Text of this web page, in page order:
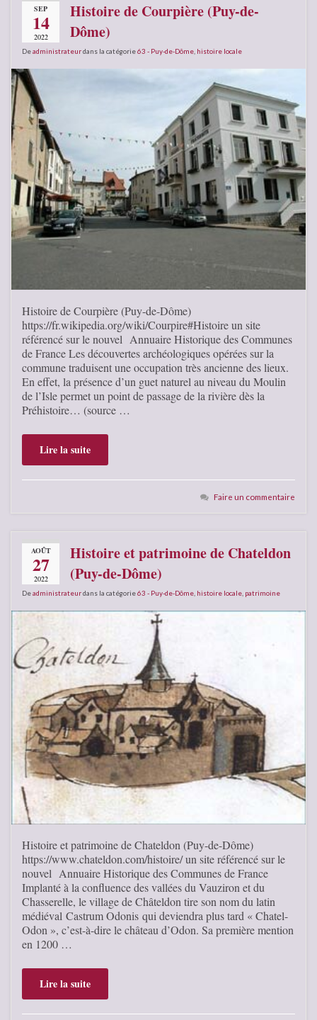
SEP
14
2022
Histoire de Courpière (Puy-de-
Dôme)
Deadministrateurdans la catégorie63 - Puy-de-Dôme histoire locale
Histoire de Courpière (Puy-de-Dôme)
https://fr.wikipedia.org/wiki/Courpire#Histoire un site
référencé sur le nouvel Annuaire Historique des Communes
de France Les découvertes archéologiques opérées sur la
commune traduisent une occupation très ancienne des lieux.
En effet, la présence d’un guet naturel au niveau du Moulin
de l’Isle permet un point de passage de la rivière dès la
Préhistoire… (source …
Lire la suite
Faire un commentaire
AOÛT
27
2022
Histoire et patrimoine de Chateldon
(Puy-de-Dôme)
Deadministrateurdans la catégorie63 - Puy-de-Dôme histoire locale patrimoine
Histoire et patrimoine de Chateldon (Puy-de-Dôme)
https://www.chateldon.com/histoire/ un site référencé sur le
nouvel Annuaire Historique des Communes de France
Implanté à la confluence des vallées du Vauziron et du
Chasserelle, le village de Châteldon tire son nom du latin
médiéval Castrum Odonis qui deviendra plus tard « Chatel-
Odon », c’est-à-dire le château d’Odon. Sa première mention
en 1200 …
Lire la suite